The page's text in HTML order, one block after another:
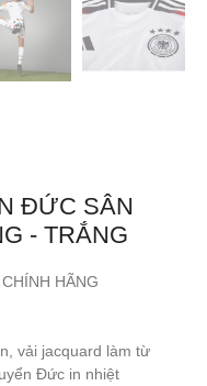
ĐỨC SÂN
- TRẮNG
HÃNG
vải jacquard làm từ
Đức in nhiệt